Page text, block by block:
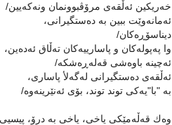
خەریكین ئەڵقەى مرۆڤبوونمان ونەكەیین/
ئەمانەوێت ببین بە دەستگیرانى،
دیناسۆڕەكان/
وا پەپولەكان و پاسارییەكان تەڵاق ئەدەین،
ئەچینە باوەشى قەلەڕەشكە/
ئەڵقەى دەستگیرانى لەگەلأ پاسارى،
بە "با"یەكى توند توند، بۆى ئەنێرینەوە/
وەك قەڵەمێكى یاخى، یاخى بە درۆ،